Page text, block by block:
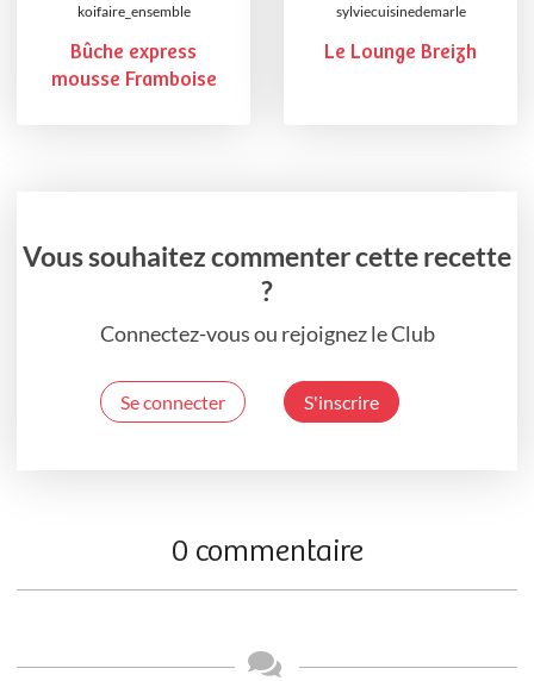
koifaire_ensemble
Bûche express
mousse Framboise
sylviecuisinedemarle
Le Lounge Breizh
Vous souhaitez commenter cette recette
?
Connectez-vous ou rejoignez le Club
Se connecter S'inscrire
0 commentaire